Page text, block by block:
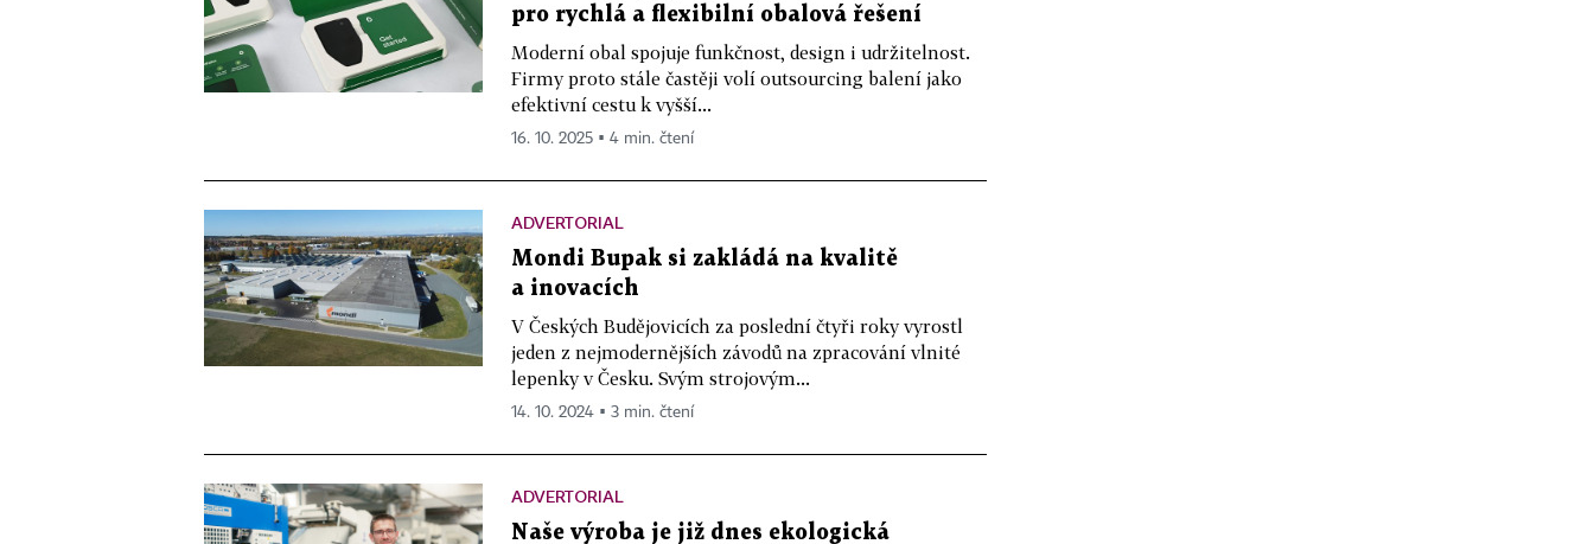
pro rychlá a flexibilní obalová řešení
Moderní obal spojuje funkčnost, design i udržitelnost.
Firmy proto stále častěji volí outsourcing balení jako
efektivní cestu k vyšší...
16. 10. 2025 ▪ 4 min. čtení
ADVERTORIAL
Mondi Bupak si zakládá na kvalitě
a inovacích
V Českých Budějovicích za poslední čtyři roky vyrostl
jeden z nejmodernějších závodů na zpracování vlnité
lepenky v Česku. Svým strojovým...
14. 10. 2024 ▪ 3 min. čtení
ADVERTORIAL
Naše výroba je již dnes ekologická